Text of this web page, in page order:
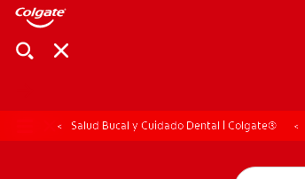
Salud Bucal y Cuidado Dental | Colgate®